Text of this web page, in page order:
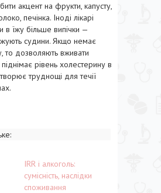
акцент на фрукти, капусту,
печінка. Іноді лікарі
в їжу більше випічки —
судини. Якщо немає
то дозволяють вживати
рівень холестерину в
труднощі для течії
IRR і алкоголь:
сумісність, наслідки
споживання